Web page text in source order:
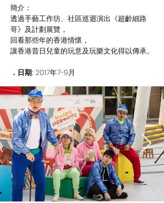
簡介：
透過手藝工作坊、社區巡迴演出《超齡細路
哥》及計劃展覽，
回看那些年的香港情懷，
讓香港昔日兒童的玩意及玩樂文化得以傳承。
．日期: 2017年7-9月